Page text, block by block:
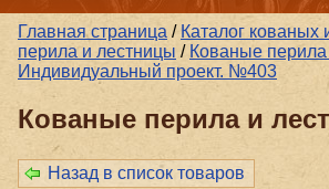
Главная страница / Каталог кованых
перила и лестницы / Кованые
Индивидуальный проект. №403
Кованые перила и
Назад в список товаров